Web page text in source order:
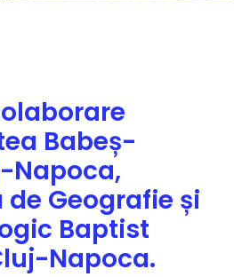
Babeș-
Napoca,
Geografie și
Baptist
Napoca.